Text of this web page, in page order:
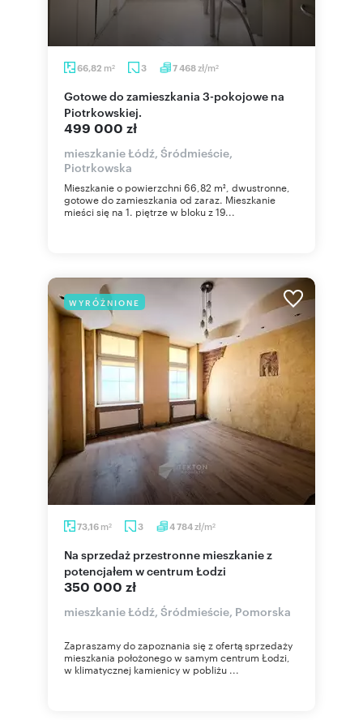
66,82 m2 3 7 468zł/m2
Gotowe do zamieszkania 3-pokojowe na
Piotrkowskiej.
499 000 zł
mieszkanie Łódź, Śródmieście,
Piotrkowska
Mieszkanie o powierzchni 66,82 m², dwustronne,
gotowe do zamieszkania od zaraz. Mieszkanie
mieści się na 1. piętrze w bloku z 19...
WYRÓŻNIONE
73,16 m2 3 4 784zł/m2
Na sprzedaż przestronne mieszkanie z
potencjałem w centrum Łodzi
350 000 zł
mieszkanie Łódź, Śródmieście, Pomorska
Zapraszamy do zapoznania się z ofertą sprzedaży
mieszkania położonego w samym centrum Łodzi,
w klimatycznej kamienicy w pobliżu ...